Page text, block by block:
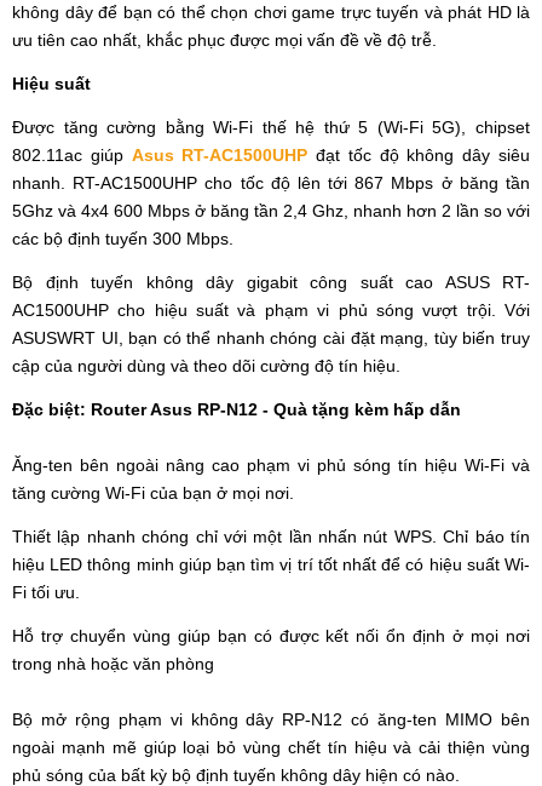
không dây để bạn có thể chọn chơi game trực tuyến và phát HD là
ưu tiên cao nhất, khắc phục được mọi vấn đề về độ trễ.
Hiệu suất
Được tăng cường bằng Wi-Fi thế hệ thứ 5 (Wi-Fi 5G), chipset
802.11ac giúp Asus RT-AC1500UHP đạt tốc độ không dây siêu
nhanh. RT-AC1500UHP cho tốc độ lên tới 867 Mbps ở băng tần
5Ghz và 4x4 600 Mbps ở băng tần 2,4 Ghz, nhanh hơn 2 lần so với
các bộ định tuyến 300 Mbps.
Bộ định tuyến không dây gigabit công suất cao ASUS RT-
AC1500UHP cho hiệu suất và phạm vi phủ sóng vượt trội. Với
ASUSWRT UI, bạn có thể nhanh chóng cài đặt mạng, tùy biến truy
cập của người dùng và theo dõi cường độ tín hiệu.
Đặc biệt: Router Asus RP-N12 - Quà tặng kèm hấp dẫn
Ăng-ten bên ngoài nâng cao phạm vi phủ sóng tín hiệu Wi-Fi và
tăng cường Wi-Fi của bạn ở mọi nơi.
Thiết lập nhanh chóng chỉ với một lần nhấn nút WPS. Chỉ báo tín
hiệu LED thông minh giúp bạn tìm vị trí tốt nhất để có hiệu suất Wi-
Fi tối ưu.
Hỗ trợ chuyển vùng giúp bạn có được kết nối ổn định ở mọi nơi
trong nhà hoặc văn phòng
Bộ mở rộng phạm vi không dây RP-N12 có ăng-ten MIMO bên
ngoài mạnh mẽ giúp loại bỏ vùng chết tín hiệu và cải thiện vùng
phủ sóng của bất kỳ bộ định tuyến không dây hiện có nào.